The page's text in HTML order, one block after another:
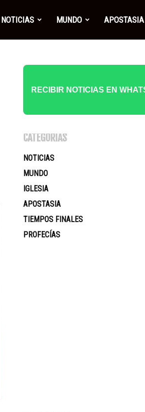
NOTICIAS MUNDO APOSTASIA
RECIBIR NOTICIAS EN
CATEGORÍAS
NOTICIAS
MUNDO
IGLESIA
APOSTASIA
TIEMPOS FINALES
PROFECÍAS